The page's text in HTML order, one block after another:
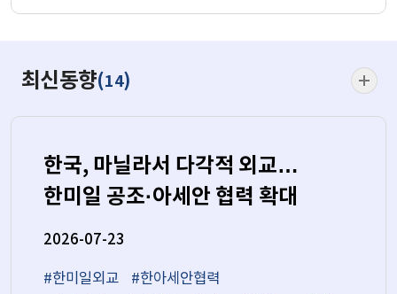
이동
최신동향(14)
최신동
더보기
한국, 마닐라서 다각적 외교…
한미일 공조·아세안 협력 확대
2026-07-23
#한미일외교
#한아세안협력